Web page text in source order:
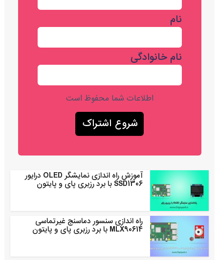
نام
نام خانوادگی
اطلاعات شما محفوظ است
آموزش راه اندازی نمایشگر OLED درایور
SSD1306 با برد رزبری پای و پایتون
راه اندازی سنسور دماسنج غیرتماسی
MLX90614 با برد رزبری پای و پایتون